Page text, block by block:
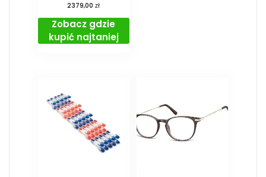
2379,00zł
Zobacz gdzie
kupić najtaniej